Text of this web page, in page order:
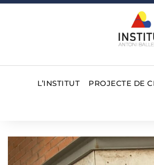
L’INSTITUT PROJECTE DE